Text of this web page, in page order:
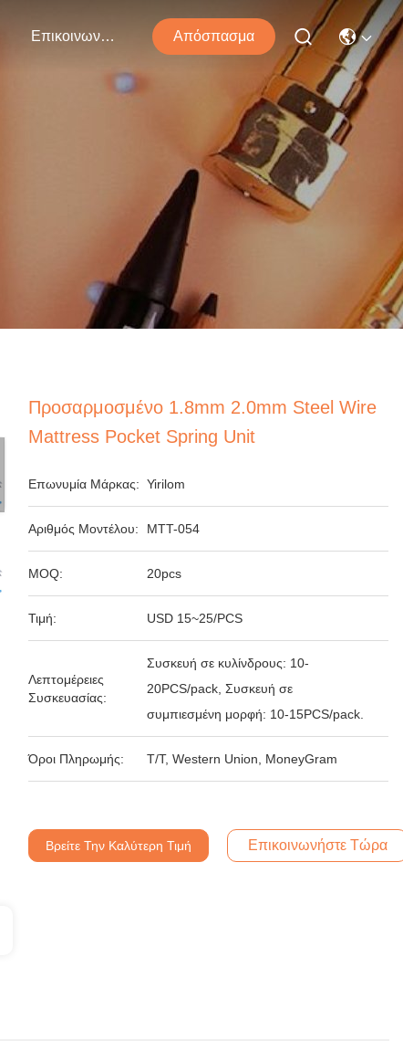
Επικοινωνήστε Μαζί Μας Απόσπασμα
Προσαρμοσμένο 1.8mm 2.0mm Steel Wire
Mattress Pocket Spring Unit
Επωνυμία Μάρκας: Yirilom
Αριθμός Μοντέλου: MTT-054
MOQ: 20pcs
Τιμή: USD 15~25/PCS
Λεπτομέρειες
Συσκευασίας:
Συσκευή σε κυλίνδρους: 10-
20PCS/pack, Συσκευή σε
συμπιεσμένη μορφή: 10-15PCS/pack.
Όροι Πληρωμής: T/T, Western Union, MoneyGram
Βρείτε Την Καλύτερη Τιμή Επικοινωνήστε Τώρα